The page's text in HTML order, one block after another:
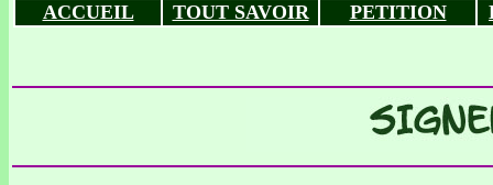
ACCUEIL TOUT SAVOIR PETITION